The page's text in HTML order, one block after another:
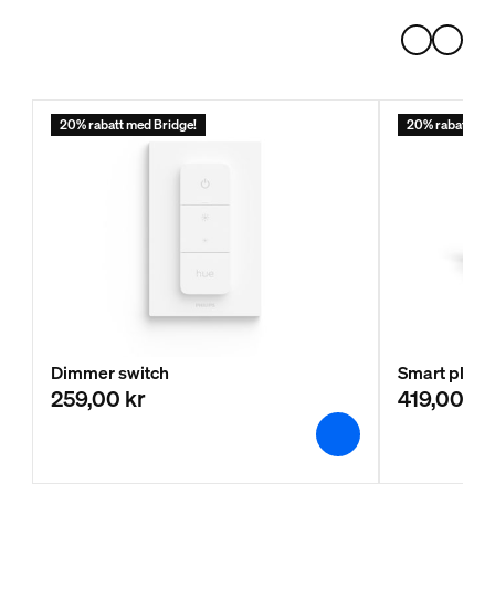
20% rabatt med Bridge!
Dimmer switch
259,00 kr
20% rabatt
Smart plug
419,00 kr